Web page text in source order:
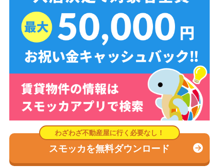
スモッカを無料ダウンロード